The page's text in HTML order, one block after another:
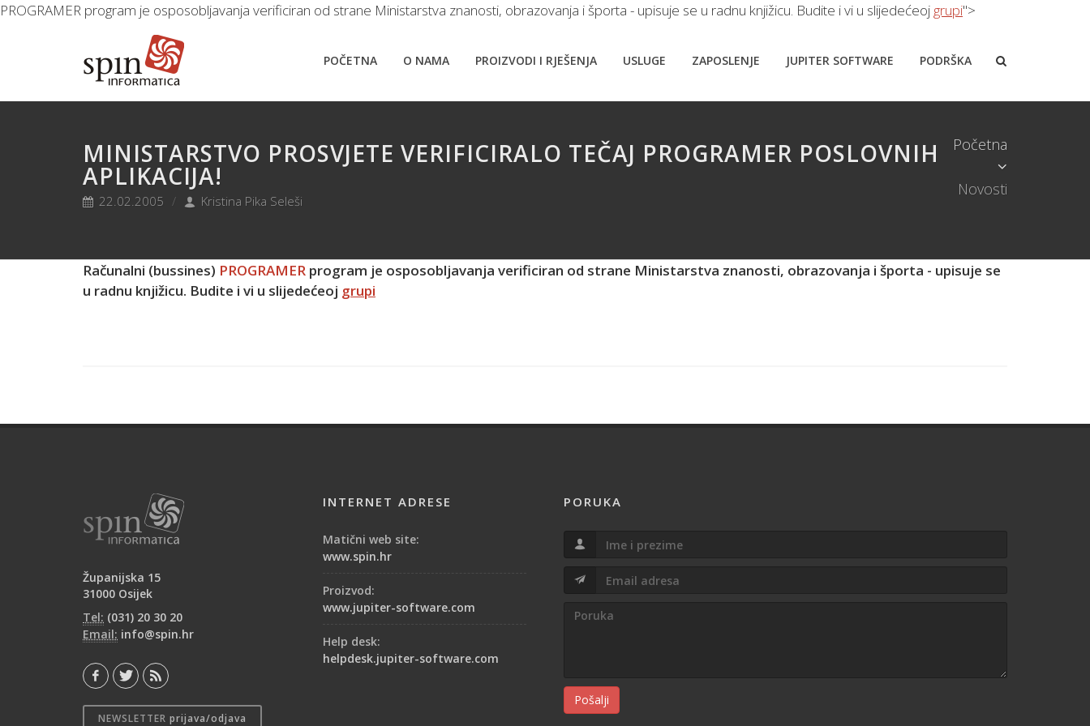
PROGRAMER program je osposobljavanja verificiran od strane Ministarstva znanosti, obrazovanja i športa - upisuje se u radnu knjižicu. Budite i vi u slijedećeoj grupi">
POČETNA O NAMA PROIZVODI I RJEŠENJA USLUGE ZAPOSLENJE JUPITER SOFTWARE PODRŠKA
MINISTARSTVO PROSVJETE VERIFICIRALO TEČAJ PROGRAMER POSLOVNIH
APLIKACIJA!
22.02.2005 Kristina Pika Seleši
Početna
Novosti
Računalni (bussines) PROGRAMER program je osposobljavanja verificiran od strane Ministarstva znanosti, obrazovanja i športa - upisuje se
u radnu knjižicu. Budite i vi u slijedećeoj grupi
Županijska 15
31000 Osijek
Tel: (031) 20 30 20
Email: info@spin.hr
NEWSLETTER prijava/odjava
INTERNET ADRESE
Matični web site:
www.spin.hr
Proizvod:
www.jupiter-software.com
Help desk:
helpdesk.jupiter-software.com
PORUKA
Pošalji